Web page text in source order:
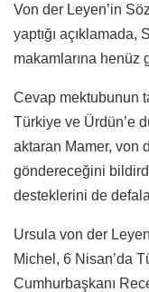
Von der Leyen’in
yaptığı
makamlarına henüz
Cevap mektubunun
Türkiye ve Ürdün’e
aktaran Mamer, von
göndereceğini
desteklerini de
Ursula von der
Michel, 6 Nisan’da
Cumhurbaşkanı